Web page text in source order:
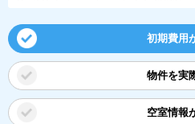
初期費用
物件を実
空室情報